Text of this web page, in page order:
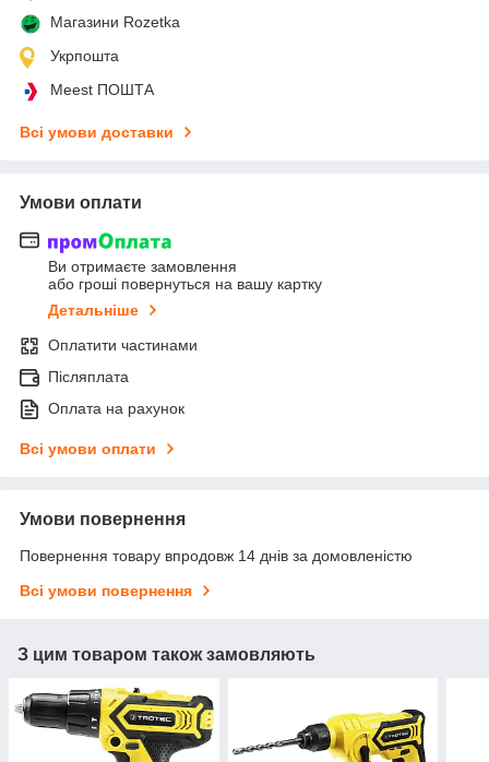
Магазини Rozetka
Укрпошта
Meest ПОШТА
Всі умови доставки
Умови оплати
Ви отримаєте замовлення
або гроші повернуться на вашу картку
Детальніше
Оплатити частинами
Післяплата
Оплата на рахунок
Всі умови оплати
Умови повернення
Повернення товару впродовж 14 днів за домовленістю
Всі умови повернення
З цим товаром також замовляють